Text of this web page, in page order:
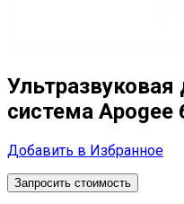
Ультразвуковая
система Apogee
Добавить в Избранное
Запросить стоимость